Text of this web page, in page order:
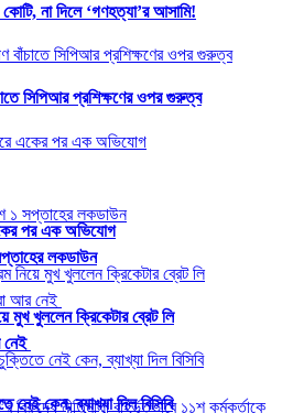
কোটি, না দিলে ‘গণহত্যা’র আসামি!
সিপিআর প্রশিক্ষণের ওপর গুরুত্ব
পর এক অভিযোগ
মুখ খুললেন ক্রিকেটার ব্রেট লি
কেন, ব্যাখ্যা দিল বিসিবি
লকডাউন
নেই